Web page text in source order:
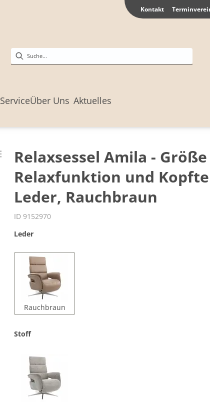
Kontakt
ServiceÜber Uns Aktuelles
Relaxsessel Amila -
Relaxfunktion und
Leder, Rauchbraun
ID 9152970
Leder
Rauchbraun
Stoff